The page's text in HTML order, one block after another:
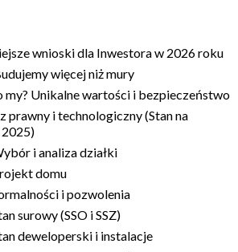
wnioski dla Inwestora w 2026 roku
więcej niż mury
my? Unikalne wartości i bezpieczeństwo
prawny i technologiczny (Stan na
i analiza działki
domu
i pozwolenia
surowy (SSO i SSZ)
deweloperski i instalacje